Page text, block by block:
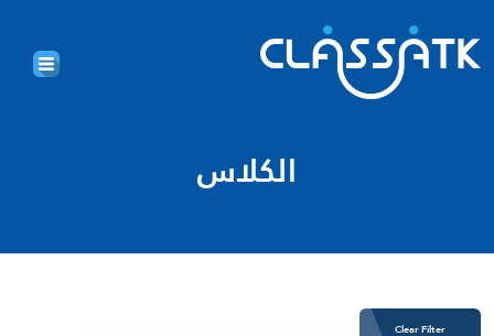
الكلاس
Clear Filter